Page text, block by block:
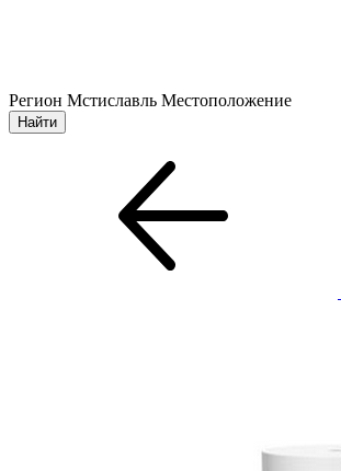
Регион Мстиславль Местоположение